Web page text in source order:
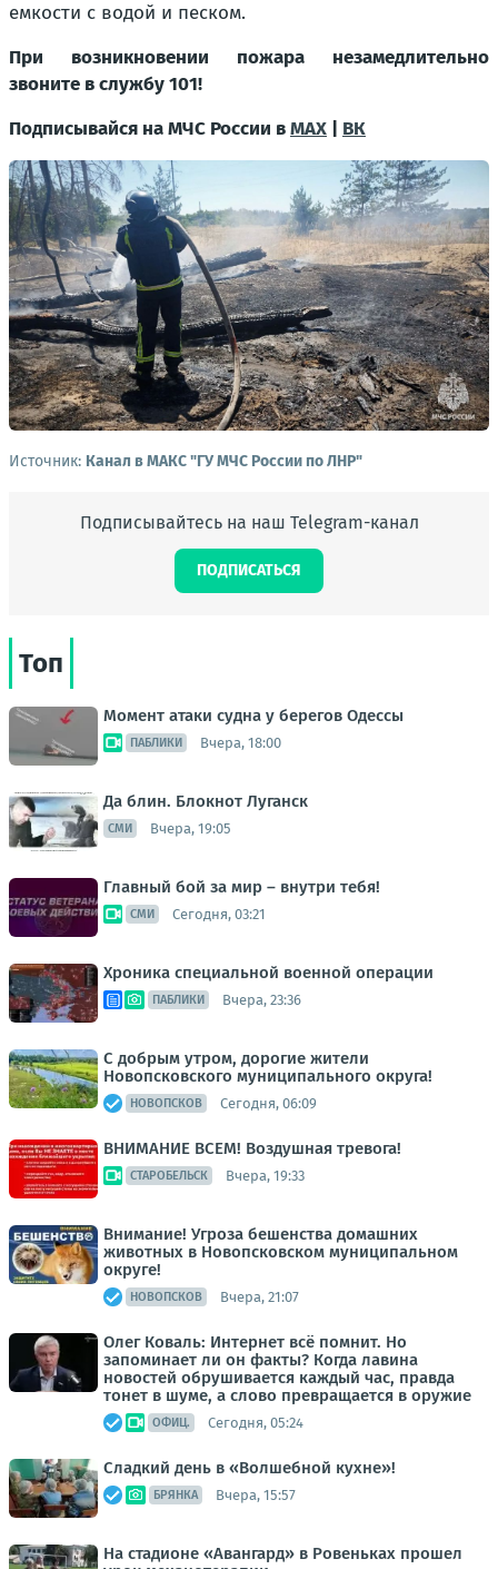
емкости с водой и песком.
При возникновении пожара незамедлительно
звоните в службу 101!
Подписывайся на МЧС России вMAX ВК
Источник: Канал в МАКС "ГУ МЧС России по ЛНР"
Подписывайтесь на наш Telegram-канал
ПОДПИСАТЬСЯ
Топ
Момент атаки судна у берегов Одессы
ПАБЛИКИ Вчера, 18:00
Да блин. Блокнот Луганск
СМИ Вчера, 19:05
Главный бой за мир – внутри тебя!
СМИ Сегодня, 03:21
Хроника специальной военной операции
ПАБЛИКИ Вчера, 23:36
С добрым утром, дорогие жители
Новопсковского муниципального округа!
НОВОПСКОВ Сегодня, 06:09
ВНИМАНИЕ ВСЕМ! Воздушная тревога!
СТАРОБЕЛЬСК Вчера, 19:33
Внимание! Угроза бешенства домашних
животных в Новопсковском муниципальном
округе!
НОВОПСКОВ Вчера, 21:07
Олег Коваль: Интернет всё помнит. Но
запоминает ли он факты? Когда лавина
новостей обрушивается каждый час, правда
тонет в шуме, а слово превращается в оружие
ОФИЦ. Сегодня, 05:24
Сладкий день в «Волшебной кухне»!
БРЯНКА Вчера, 15:57
На стадионе «Авангард» в Ровеньках прошел